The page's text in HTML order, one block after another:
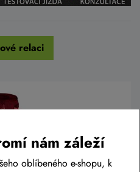
relaci
nám záleží
oblíbeného e-shopu, k